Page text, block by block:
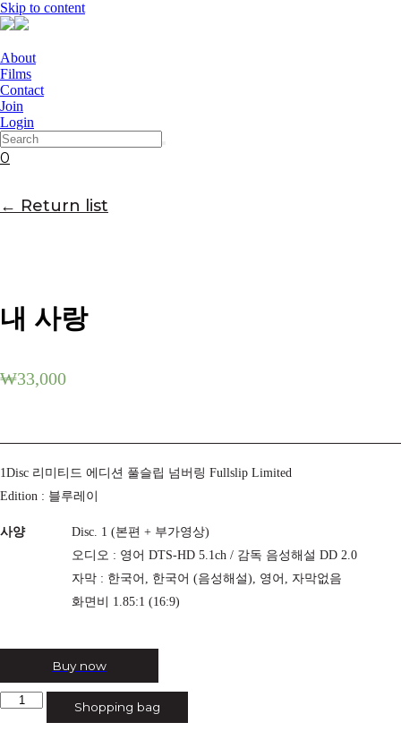
Skip to content
About
Films
Contact
Join
Login
0
← Return list
내 사랑
₩33,000
1Disc 리미티드 에디션 풀슬립 넘버링 Fullslip Limited
Edition : 블루레이
사양
Disc. 1 (본편 + 부가영상)
오디오 : 영어 DTS-HD 5.1ch / 감독 음성해설 DD 2.0
자막 : 한국어, 한국어 (음성해설), 영어, 자막없음
화면비 1.85:1 (16:9)
Buy now
Shopping bag